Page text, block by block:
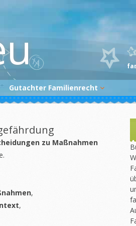
Gutachter Familienrecht
Gutachter melden
zu Maßnahmen
,
,